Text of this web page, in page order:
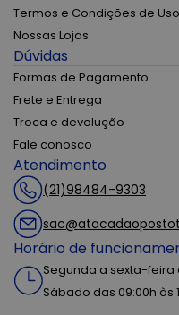
Termos e Condições de Uso
Nossas Lojas
Dúvidas
Formas de Pagamento
Frete e Entrega
Troca e devolução
Fale conosco
Atendimento
(21)98484-9303
Horário de
Segunda a sexta-feira
Sábado das 09:00h às